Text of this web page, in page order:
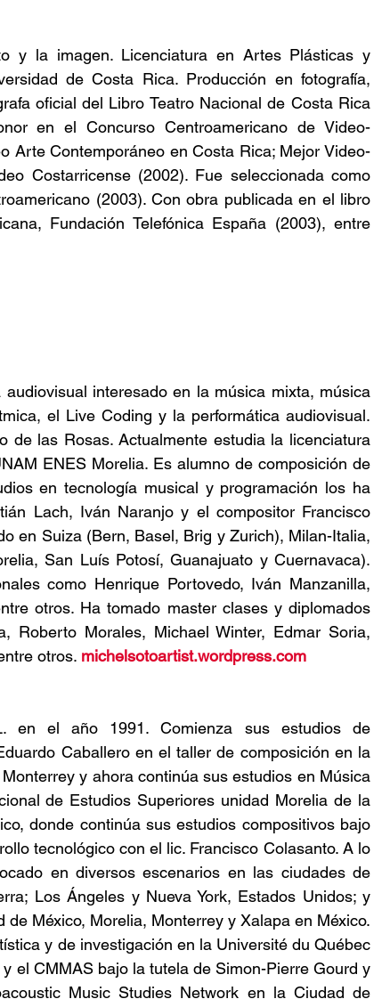
y la imagen. Licenciatura en Artes Plásticas y
de Costa Rica. Producción en fotografía,
oficial del Libro Teatro Nacional de Costa Rica
en el Concurso Centroamericano de Video-
Arte Contemporáneo en Costa Rica; Mejor Video-
Costarricense (2002). Fue seleccionada como
(2003). Con obra publicada en el libro
Fundación Telefónica España (2003), entre
interesado en la música mixta, música
el Live Coding y la performática audiovisual.
de las Rosas. Actualmente estudia la licenciatura
ENES Morelia. Es alumno de composición de
en tecnología musical y programación los ha
Lach, Iván Naranjo y el compositor Francisco
en Suiza (Bern, Basel, Brig y Zurich), Milan-Italia,
San Luís Potosí, Guanajuato y Cuernavaca).
como Henrique Portovedo, Iván Manzanilla,
otros. Ha tomado master clases y diplomados
Roberto Morales, Michael Winter, Edmar Soria,
otros. michelsotoartist.wordpress.com
en el año 1991. Comienza sus estudios de
Caballero en el taller de composición en la
y ahora continúa sus estudios en Música
de Estudios Superiores unidad Morelia de la
donde continúa sus estudios compositivos bajo
tecnológico con el lic. Francisco Colasanto. A lo
en diversos escenarios en las ciudades de
Los Ángeles y Nueva York, Estados Unidos; y
México, Morelia, Monterrey y Xalapa en México.
y de investigación en la Université du Québec
el CMMAS bajo la tutela de Simon-Pierre Gourd y
Music Studies Network en la Ciudad de